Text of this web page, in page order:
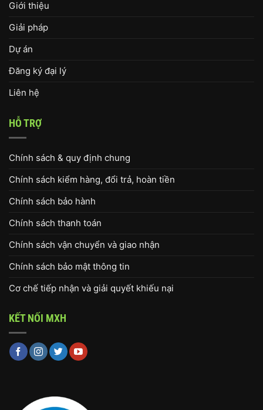
Giới thiệu
Giải pháp
Dự án
Đăng ký đại lý
Liên hệ
HỖ TRỢ
Chính sách & quy định chung
Chính sách kiểm hàng, đổi trả, hoàn tiền
Chính sách bảo hành
Chính sách thanh toán
Chính sách vận chuyển và giao nhận
Chính sách bảo mật thông tin
Cơ chế tiếp nhận và giải quyết khiếu nại
KẾT NỐI MXH